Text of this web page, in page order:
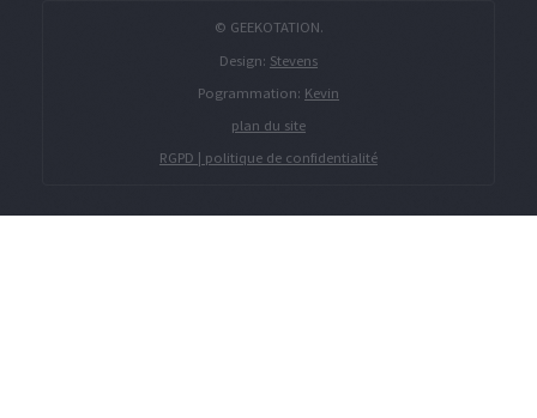
© GEEKOTATION.
Design: Stevens
Pogrammation: Kevin
plan du site
RGPD | politique de confidentialité